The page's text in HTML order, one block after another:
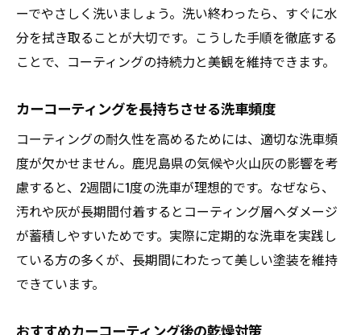
ーでやさしく洗いましょう。洗い終わったら、すぐに水
分を拭き取ることが大切です。こうした手順を徹底する
ことで、コーティングの持続力と美観を維持できます。
カーコーティングを長持ちさせる洗車頻度
コーティングの耐久性を高めるためには、適切な洗車頻
度が欠かせません。鹿児島県の気候や火山灰の影響を考
慮すると、2週間に1度の洗車が理想的です。なぜなら、
汚れや灰が長期間付着するとコーティング層へダメージ
が蓄積しやすいためです。実際に定期的な洗車を実践し
ている方の多くが、長期間にわたって美しい塗装を維持
できています。
おすすめカーコーティング後の乾燥対策